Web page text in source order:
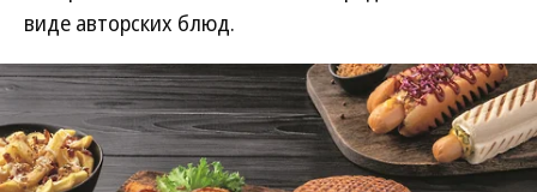
виде авторских блюд.